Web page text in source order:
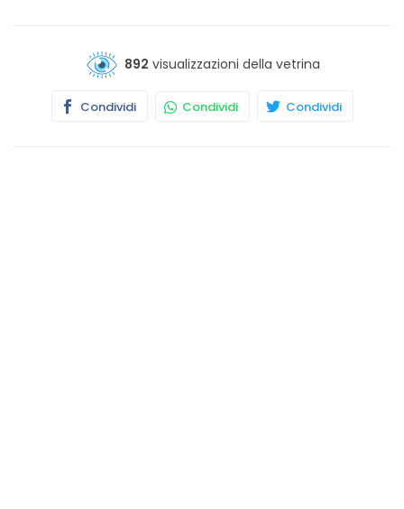
892 visualizzazioni della vetrina
Condividi Condividi Condividi